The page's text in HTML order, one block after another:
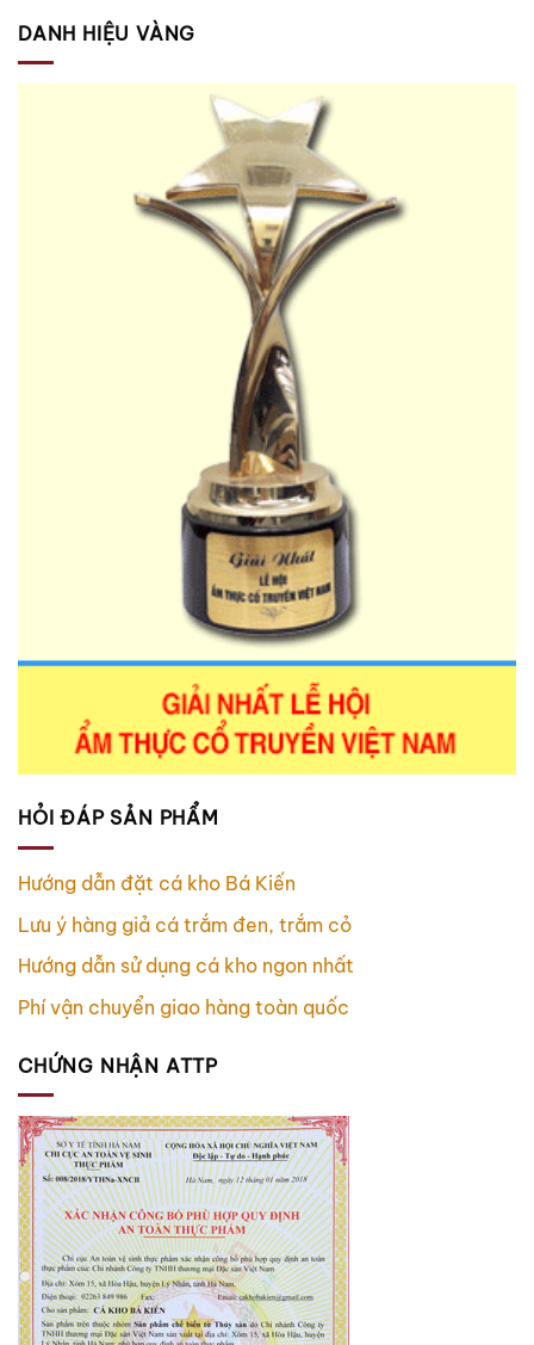
DANH HIỆU VÀNG
HỎI ĐÁP SẢN PHẨM
Hướng dẫn đặt cá kho Bá Kiến
Lưu ý hàng giả cá trắm đen, trắm cỏ
Hướng dẫn sử dụng cá kho ngon nhất
Phí vận chuyển giao hàng toàn quốc
CHỨNG NHẬN ATTP